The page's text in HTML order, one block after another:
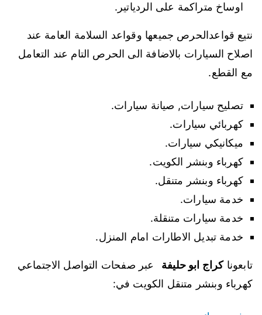
اوساخ متراكمة على الردياتير.
نتيع قواعدالحرص جميعها وقواعد السلامة العامة عند
اصلاح السيارات بالاضافة الى الحرص التام عند التعامل
مع القطع.
تصليح سيارات, صيانة سيارات.
كهربائي سيارات.
ميكانيكي سيارات.
كهرباء وبنشر الكويت.
كهرباء وبنشر متنقل.
خدمة سيارات.
خدمة سيارات متنقلة.
خدمة تبديل الاطارات امام المنزل.
تابعوناكراج ابو حليفة
عبر صفحات التواصل الاجتماعي
كهرباء وبنشر متنقل الكويت في: